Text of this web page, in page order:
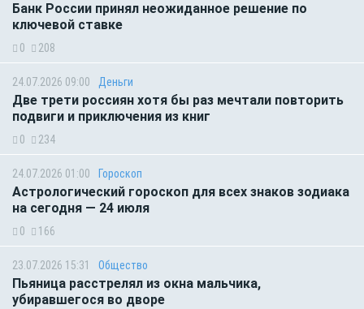
Банк России принял неожиданное решение по
ключевой ставке
0 208
24.07.2026 09:00 Деньги
Две трети россиян хотя бы раз мечтали повторить
подвиги и приключения из книг
0 234
24.07.2026 01:00 Гороскоп
Астрологический гороскоп для всех знаков зодиака
на сегодня — 24 июля
0 166
23.07.2026 15:31 Общество
Пьяница расстрелял из окна мальчика,
убиравшегося во дворе